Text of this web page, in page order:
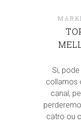
Si,
collamos
canal,
catro ou